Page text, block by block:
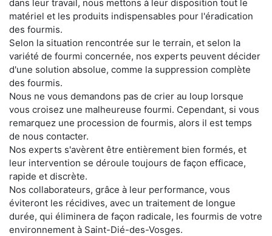
dans leur travail, nous mettons à leur disposition tout le
matériel et les produits indispensables pour l'éradication
des fourmis.
Selon la situation rencontrée sur le terrain, et selon la
variété de fourmi concernée, nos experts peuvent décider
d'une solution absolue, comme la suppression complète
des fourmis.
Nous ne vous demandons pas de crier au loup lorsque
vous croisez une malheureuse fourmi. Cependant, si vous
remarquez une procession de fourmis, alors il est temps
de nous contacter.
Nos experts s'avèrent être entièrement bien formés, et
leur intervention se déroule toujours de façon efficace,
rapide et discrète.
Nos collaborateurs, grâce à leur performance, vous
éviteront les récidives, avec un traitement de longue
durée, qui éliminera de façon radicale, les fourmis de votre
environnement à Saint-Dié-des-Vosges.